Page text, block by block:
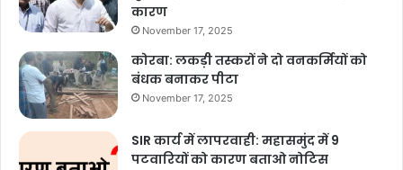
कारण
November 17, 2025
कोरबा: लकड़ी तस्करों ने दो वनकर्मियों को
बंधक बनाकर पीटा
November 17, 2025
SIR कार्य में लापरवाही: महासमुंद में 9
पटवारियों को कारण बताओ नोटिस